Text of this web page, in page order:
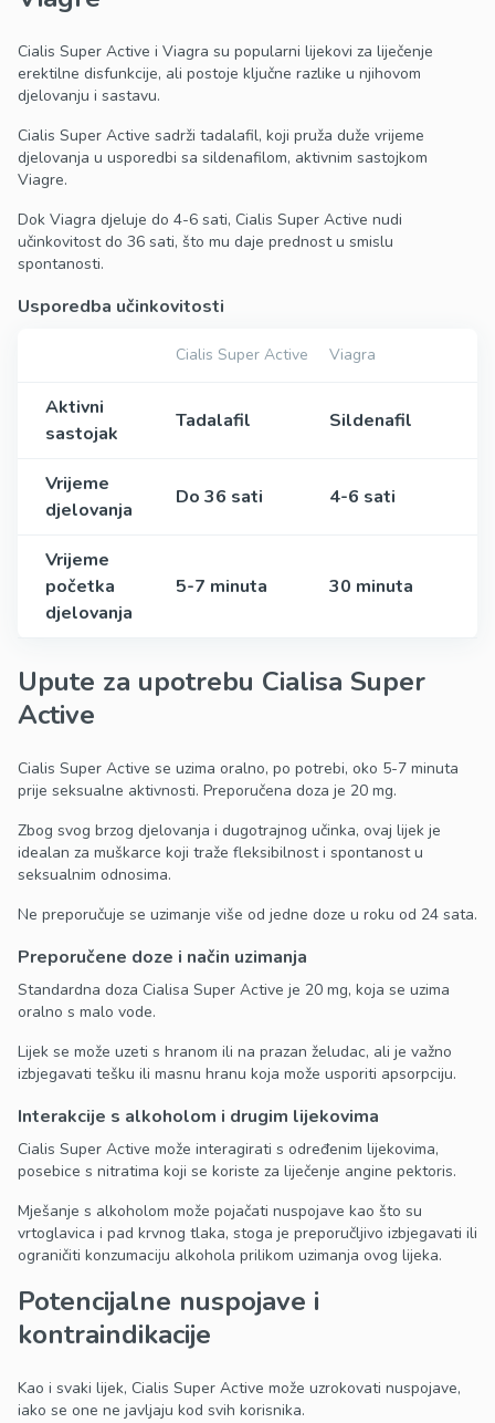
Cialis Super Active i Viagra su popularni lijekovi za liječenje
erektilne disfunkcije, ali postoje ključne razlike u njihovom
djelovanju i sastavu.
Cialis Super Active sadrži tadalafil, koji pruža duže vrijeme
djelovanja u usporedbi sa sildenafilom, aktivnim sastojkom
Viagre.
Dok Viagra djeluje do 4-6 sati, Cialis Super Active nudi
učinkovitost do 36 sati, što mu daje prednost u smislu
spontanosti.
Usporedba učinkovitosti
Cialis Super Active Viagra
Aktivni
sastojak
Tadalafil Sildenafil
Vrijeme
djelovanja
Do 36 sati 4-6 sati
Vrijeme
početka
djelovanja
5-7 minuta 30 minuta
Upute za upotrebu Cialisa Super
Active
Cialis Super Active se uzima oralno, po potrebi, oko 5-7 minuta
prije seksualne aktivnosti. Preporučena doza je 20 mg.
Zbog svog brzog djelovanja i dugotrajnog učinka, ovaj lijek je
idealan za muškarce koji traže fleksibilnost i spontanost u
seksualnim odnosima.
Ne preporučuje se uzimanje više od jedne doze u roku od 24 sata.
Preporučene doze i način uzimanja
Standardna doza Cialisa Super Active je 20 mg, koja se uzima
oralno s malo vode.
Lijek se može uzeti s hranom ili na prazan želudac, ali je važno
izbjegavati tešku ili masnu hranu koja može usporiti apsorpciju.
Interakcije s alkoholom i drugim lijekovima
Cialis Super Active može interagirati s određenim lijekovima,
posebice s nitratima koji se koriste za liječenje angine pektoris.
Mješanje s alkoholom može pojačati nuspojave kao što su
vrtoglavica i pad krvnog tlaka, stoga je preporučljivo izbjegavati ili
ograničiti konzumaciju alkohola prilikom uzimanja ovog lijeka.
Potencijalne nuspojave i
kontraindikacije
Kao i svaki lijek, Cialis Super Active može uzrokovati nuspojave,
iako se one ne javljaju kod svih korisnika.